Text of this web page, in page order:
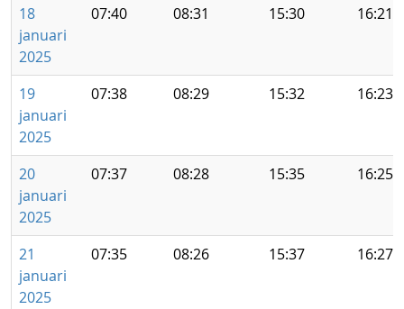
18
januari
2025
07:40 08:31 15:30 16:21
19
januari
2025
07:38 08:29 15:32 16:23
20
januari
2025
07:37 08:28 15:35 16:25
21
januari
2025
07:35 08:26 15:37 16:27